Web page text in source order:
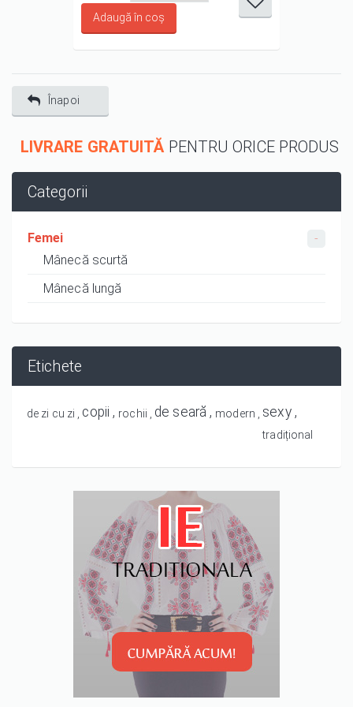
1/5 3/54/55/5
Înapoi
LIVRARE GRATUITĂ PENTRU ORICE PRODUS
Categorii
Femei
Mânecă scurtă
Mânecă lungă
Etichete
de zi cu zi copii rochii de seară modern sexy
tradițional